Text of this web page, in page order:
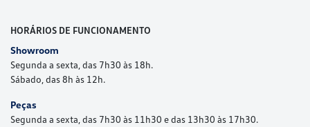
Serviços
Sábado, das 8h às 12h.
Mais informações sobre essa loja